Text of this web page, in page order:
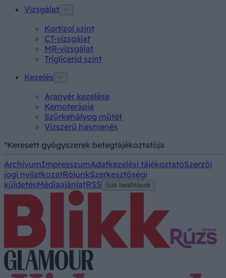
Vizsgálat
Kortizol szint
CT-vizsgálat
MR-vizsgálat
Triglicerid szint
Kezelés
Aranyér kezelése
Kemoterápia
Szürkehályog műtét
Vízszerű hasmenés
*Keresett gyógyszerek betegtájékoztatója
ArchívumImpresszumAdatkezelési tájékoztatóSzerzői
jogi nyilatkozatRólunkSzerkesztőségi
küldetésMédiaajánlatRSS Süti beállítások